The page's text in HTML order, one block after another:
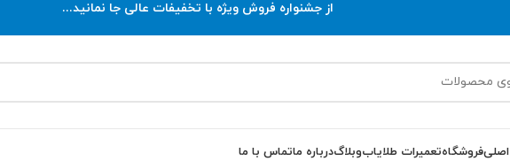
از جشنواره فروش ویژه با تخفیفات عالی جا نمانید...
فروشگاهتعمیرات طلایابوبلاگدرباره ماتماس با ما